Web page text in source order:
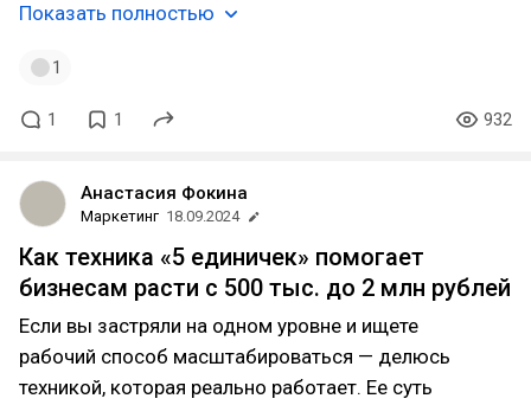
Показать полностью
1
1 1 932
Анастасия Фокина
Маркетинг 18.09.2024
Как техника «5 единичек» помогает
бизнесам расти с 500 тыс. до 2 млн рублей
Если вы застряли на одном уровне и ищете
рабочий способ масштабироваться — делюсь
техникой, которая реально работает. Ее суть